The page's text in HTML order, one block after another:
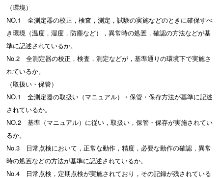
（環境）
NO.1 全測定器の校正，検査，測定，試験の実施などのときに確保すべ
き環境（温度，湿度，防塵など），異常時の処置，確認の方法などが基
準に記述されているか。
No.2 全測定器の校正，検査，測定などが，基準通りの環境下で実施さ
れているか。
（取扱い・保管）
NO.1 全測定器の取扱い（マニュアル）・保管・保存方法が基準に記述
されているか。
NO.2 基準（マニュアル）に従い，取扱い，保管・保存が実施されてい
るか。
No.3 日常点検において，正常な動作，精度，必要な動作の確認，異常
時の処置などの方法が基準に記述されているか。
No.4 日常点検，定期点検が実施されており，その記録が残されている